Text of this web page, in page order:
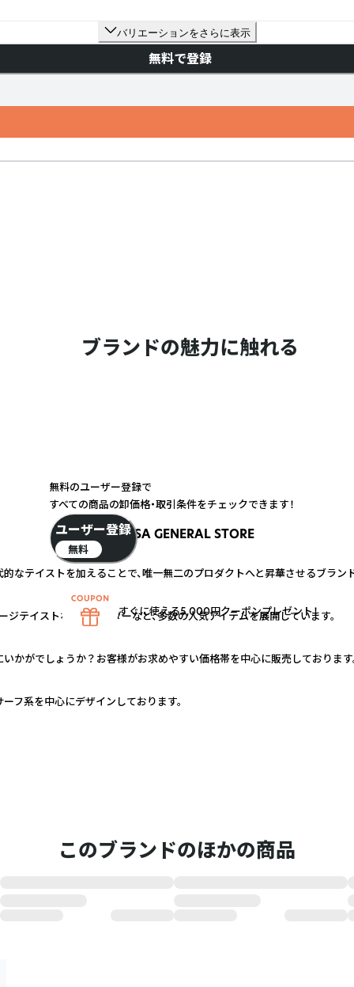
バリエーションをさらに表示
無料で登録
ブランドの魅力に触れる
USA GENERAL STORE
なテイストを加えることで、唯一無二のプロダクトへと昇華させるブラン
テイストなキーホルダーなど、多数の人気アイテムを展開しています。
かがでしょうか？お客様がお求めやすい価格帯を中心に販売しております
フ系を中心にデザインしております。
このブランドのほかの商品
無料のユーザー登録で
すべての商品の卸価格・取引条件をチェックできます！
ユーザー登録
無料
すぐに使える5,000円クーポンプレゼント！